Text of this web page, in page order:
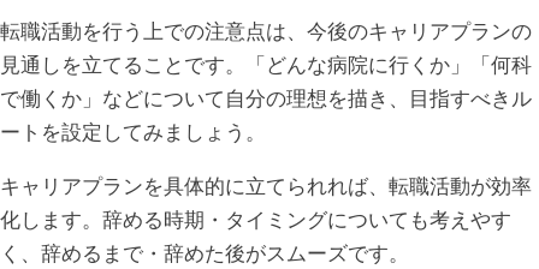
転職活動を行う上での注意点は、今後のキャリアプランの
見通しを立てることです。「どんな病院に行くか」「何科
で働くか」などについて自分の理想を描き、目指すべきル
ートを設定してみましょう。
キャリアプランを具体的に立てられれば、転職活動が効率
化します。辞める時期・タイミングについても考えやす
く、辞めるまで・辞めた後がスムーズです。